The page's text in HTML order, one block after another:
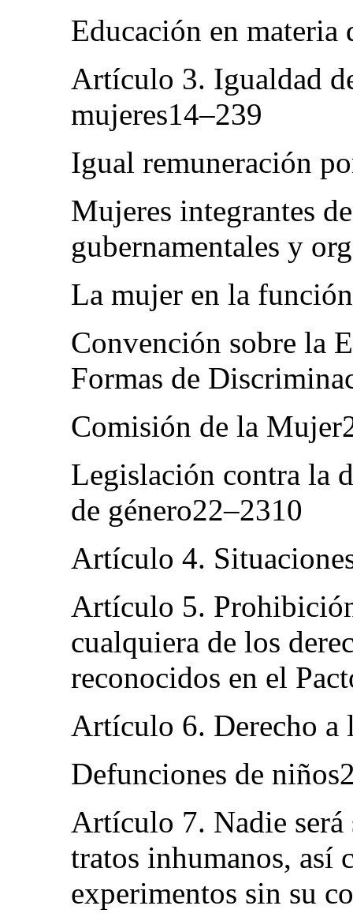
Educación en materia
Artículo 3. Igualdad
mujeres14–239
Igual remuneración
Mujeres integrantes
gubernamentales y
La mujer en la
Convención sobre la
Formas de
Comisión de la
Legislación contra la
de género22–2310
Artículo 4.
Artículo 5.
cualquiera de los
reconocidos en el
Artículo 6. Derecho a
Defunciones de
Artículo 7. Nadie
tratos inhumanos, así
experimentos sin su